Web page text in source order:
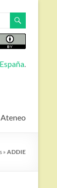
.
Ateneo
» ADDIE